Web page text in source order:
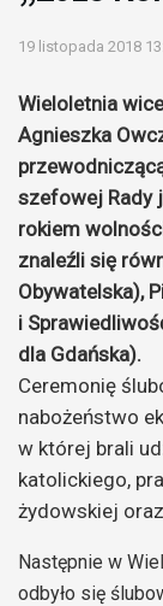
19 listopada 2018
Wieloletnia
Agnieszka
szefowej Rady
rokiem
znaleźli się
Obywatelska),
i
dla Gdańska).
Ceremonię
nabożeństwo
w której brali
katolickiego,
żydowskiej
Następnie w
odbyło się